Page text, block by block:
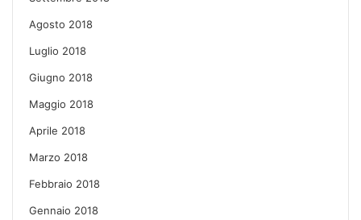
Agosto 2018
Luglio 2018
Giugno 2018
Maggio 2018
Aprile 2018
Marzo 2018
Febbraio 2018
Gennaio 2018